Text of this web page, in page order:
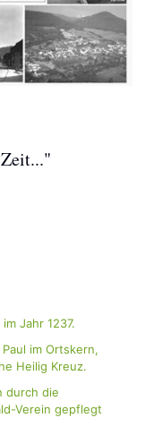
Jahr 1237.
im Ortskern,
Heilig Kreuz.
durch die
Verein gepflegt